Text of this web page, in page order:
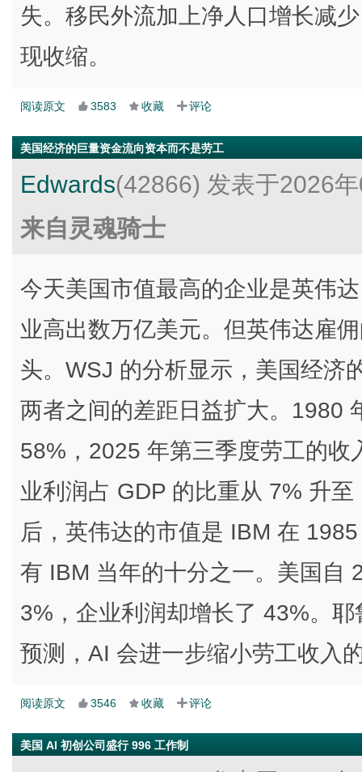
失。移民外流加上净人口增长减
现收缩。
阅读原文 3583 收藏 评论
美国经济的巨量资金流向资本而不是劳工
Edwards(42866) 发表于2026
来自灵魂骑士
今天美国市值最高的企业是英伟
业高出数万亿美元。但英伟达雇
头。WSJ 的分析显示，美国经济
两者之间的差距日益扩大。1980
58%，2025 年第三季度劳工的
业利润占 GDP 的比重从 7% 升
后，英伟达的市值是 IBM 在
有 IBM 当年的十分之一。美国自
3%，企业利润却增长了 43%。
预测，AI 会进一步缩小劳工收入
阅读原文 3546 收藏 评论
美国 AI 初创公司盛行 996 工作制